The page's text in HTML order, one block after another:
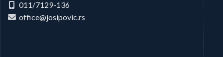
011/7129-136
office@josipovic.rs